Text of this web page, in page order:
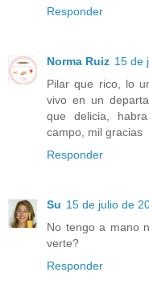
Responder
Norma Ruiz 15 de
Pilar que rico, lo
vivo en un
que delicia,
campo, mil gracias
Responder
Su 15 de julio de
No tengo a mano
verte?
Responder